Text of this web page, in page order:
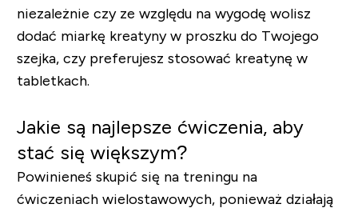
niezależnie czy ze względu na wygodę wolisz
dodać miarkę kreatyny w proszkudo Twojego
szejka, czy preferujesz stosować kreatynę w
tabletkach.
Jakie są najlepsze ćwiczenia, aby
stać się większym?
Powinieneś skupić się na treningu na
ćwiczeniach wielostawowych, ponieważ działają